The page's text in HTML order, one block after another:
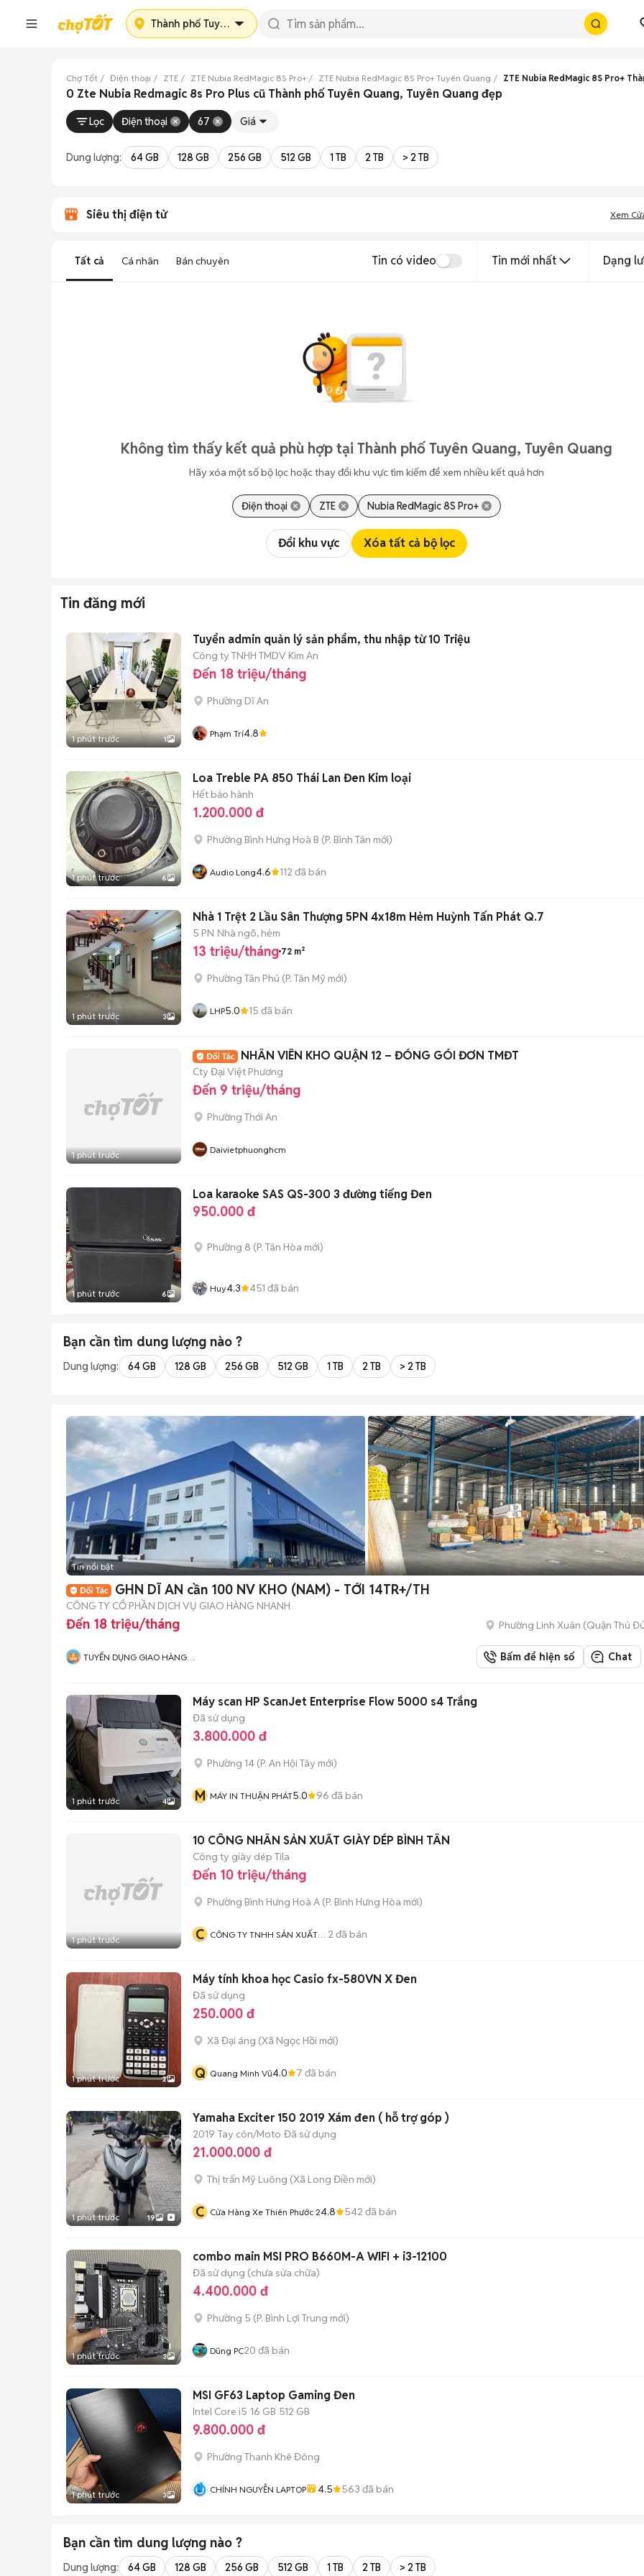
Thành phố Tuyên Quang
Chợ Tốt Điện thoại ZTE ZTE Nubia RedMagic 8S Pro+ ZTE Nubia RedMagic 8S Pro+ Tuyên Quang ZTE Nubia RedMagic 8S Pro+
0 Zte Nubia Redmagic 8s Pro Plus cũ Thành phố Tuyên Quang, Tuyên Quang đẹp
Lọc Điện thoại 67 Giá
Dung lượng: 64 GB 128 GB 256 GB 512 GB 1 TB 2 TB > 2 TB
Siêu thị điện tử Xem
Tất cả Cá nhân Bán chuyên Tin có video Tin mới nhất Dạng
Không tìm thấy kết quả phù hợp tại Thành phố Tuyên Quang, Tuyên Quang
Hãy xóa một số bộ lọc hoặc thay đổi khu vực tìm kiếm để xem nhiều kết quả hơn
Điện thoại ZTE Nubia RedMagic 8S Pro+
Đổi khu vực Xóa tất cả bộ lọc
Tin đăng mới
1 phút trước 1
Tuyển admin quản lý sản phẩm, thu nhập từ 10 Triệu
Công ty TNHH TMDV Kim An
Đến 18 triệu/tháng
Phường Dĩ An
Phạm Trí4.8
1 phút trước 6
Loa Treble PA 850 Thái Lan Đen Kim loại
Hết bảo hành
1.200.000 đ
Phường Bình Hưng Hoà B (P. Bình Tân mới)
Audio Long4.6 112 đã bán
1 phút trước 3
Nhà 1 Trệt 2 Lầu Sân Thượng 5PN 4x18m Hẻm Huỳnh Tấn Phát Q.7
5 PN Nhà ngõ, hẻm
13 triệu/tháng 72 m²
Phường Tân Phú (P. Tân Mỹ mới)
LHP5.0 15 đã bán
1 phút trước
NHÂN VIÊN KHO QUẬN 12 – ĐÓNG GÓI ĐƠN TMĐT
Cty Đại Việt Phương
Đến 9 triệu/tháng
Phường Thới An
Daivietphuonghcm
1 phút trước 6
Loa karaoke SAS QS-300 3 đường tiếng Đen
950.000 đ
Phường 8 (P. Tân Hòa mới)
Huy4.3 451 đã bán
Bạn cần tìm dung lượng nào ?
Dung lượng: 64 GB 128 GB 256 GB 512 GB 1 TB 2 TB > 2 TB
Tin nổi bật
GHN DĨ AN cần 100 NV KHO (NAM) - TỚI 14TR+/TH
CÔNG TY CỔ PHẦN DỊCH VỤ GIAO HÀNG NHANH
Đến 18 triệu/tháng Phường Linh Xuân (Quận Thủ
TUYỂN DỤNG GIAO HÀNG
Bấm để hiện số Chat
1 phút trước 4
Máy scan HP ScanJet Enterprise Flow 5000 s4 Trắng
Đã sử dụng
3.800.000 đ
Phường 14 (P. An Hội Tây mới)
M MÁY IN THUẬN PHÁT5.0 96 đã bán
1 phút trước
10 CÔNG NHÂN SẢN XUẤT GIÀY DÉP BÌNH TÂN
Công ty giày dép Tila
Đến 10 triệu/tháng
Phường Bình Hưng Hoà A (P. Bình Hưng Hòa mới)
C CÔNG TY TNHH SẢN XUẤT
2 đã bán
1 phút trước 2
Máy tính khoa học Casio fx-580VN X Đen
Đã sử dụng
250.000 đ
Xã Đại áng (Xã Ngọc Hồi mới)
Q Quang Minh Vũ4.0 7 đã bán
1 phút trước 19
Yamaha Exciter 150 2019 Xám đen ( hỗ trợ góp )
2019 Tay côn/Moto Đã sử dụng
21.000.000 đ
Thị trấn Mỹ Luông (Xã Long Điền mới)
C Cửa Hàng Xe Thiên Phước 24.8 542 đã bán
1 phút trước 3
combo main MSI PRO B660M-A WIFI + i3-12100
Đã sử dụng (chưa sửa chữa)
4.400.000 đ
Phường 5 (P. Bình Lợi Trung mới)
Dũng PC20 đã bán
1 phút trước 3
MSI GF63 Laptop Gaming Đen
Intel Core i5 16 GB 512 GB
9.800.000 đ
Phường Thanh Khê Đông
CHÍNH NGUYỄN LAPTOP 4.5 563 đã bán
Bạn cần tìm dung lượng nào ?
Dung lượng: 64 GB 128 GB 256 GB 512 GB 1 TB 2 TB > 2 TB